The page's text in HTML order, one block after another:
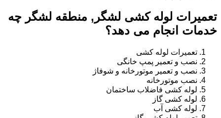
تعمیرات لوله کشی لشگر, منطقه لشگر چه
خدمات انجام می دهد؟
تعمیرات لوله کشی
نصب و تعمیر پمپ خانگی
نصب و تعمیر موتورخانه و شوفاژ
نصب موتورخانه
لوله کشی فاضلاب ساختمان
لوله کشی گاز
لوله کشی آب